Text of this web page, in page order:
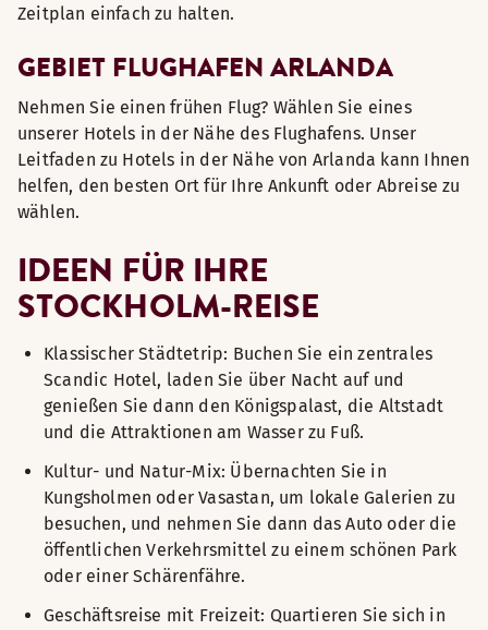
Zeitplan einfach zu halten.
GEBIET FLUGHAFEN ARLANDA
Nehmen Sie einen frühen Flug? Wählen Sie eines
unserer Hotels in der Nähe des Flughafens. Unser
Leitfaden zu Hotels in der Nähe von Arlanda kann Ihnen
helfen, den besten Ort für Ihre Ankunft oder Abreise zu
wählen.
IDEEN FÜR IHRE
STOCKHOLM-REISE
Klassischer Städtetrip: Buchen Sie ein zentrales
Scandic Hotel, laden Sie über Nacht auf und
genießen Sie dann den Königspalast, die Altstadt
und die Attraktionen am Wasser zu Fuß.
Kultur- und Natur-Mix: Übernachten Sie in
Kungsholmen oder Vasastan, um lokale Galerien zu
besuchen, und nehmen Sie dann das Auto oder die
öffentlichen Verkehrsmittel zu einem schönen Park
oder einer Schärenfähre.
Geschäftsreise mit Freizeit: Quartieren Sie sich in